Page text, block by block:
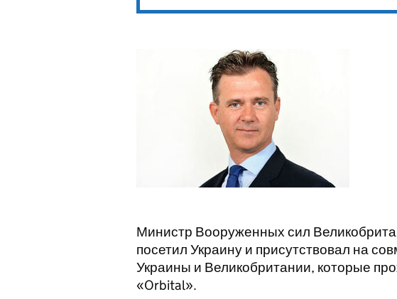
Министр Вооруженных сил
посетил Украину и присутствовал на
Украины и Великобритании, которые
«Orbital».